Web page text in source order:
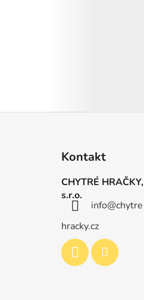
Kontakt
CHYTRÉ HRAČKY,
s.r.o.
info@chytre
hracky.cz